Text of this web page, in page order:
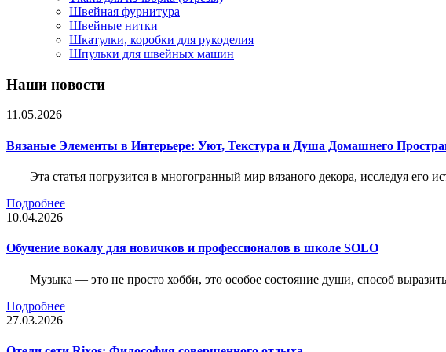
Швейная фурнитура
Швейные нитки
Шкатулки, коробки для рукоделия
Шпульки для швейных машин
Наши новости
11.05.2026
Вязаные Элементы в Интерьере: Уют, Текстура и Душа Домашнего
Эта статья погрузится в многогранный мир вязаного декора, исследуя
Подробнее
10.04.2026
Обучение вокалу для новичков и профессионалов в школе SOLO
Музыка — это не просто хобби, это особое состояние души, способ
Подробнее
27.03.2026